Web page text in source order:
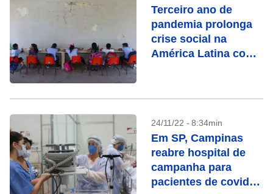
Terceiro ano de
pandemia prolonga
crise social na
América Latina com
Cepal
24/11/22 - 8:34min
Em SP, Campinas
reabre hospital de
campanha para
pacientes de covid-